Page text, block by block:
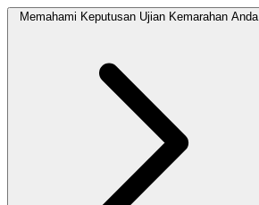
Memahami Keputusan Ujian Kemarahan Anda